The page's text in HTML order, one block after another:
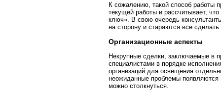
К сожалению, такой способ работы
текущей работы и рассчитывает,
ключ». В свою очередь
на сторону и стараются все
Организационные аспекты
Некрупные сделки, заключаемые в
специалистами в порядке
организаций для освещения
неожиданные проблемы появляются
можно столкнуться.